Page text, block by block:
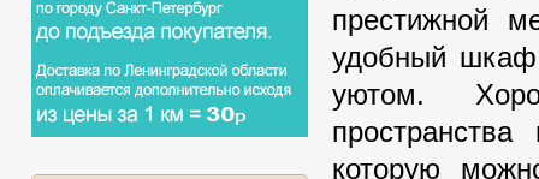
престижной
удобный
уютом.
которую